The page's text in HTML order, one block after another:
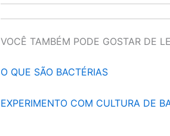
VOCÊ TAMBÉM PODE GOSTAR DE
O QUE SÃO BACTÉRIAS
EXPERIMENTO COM CULTURA DE